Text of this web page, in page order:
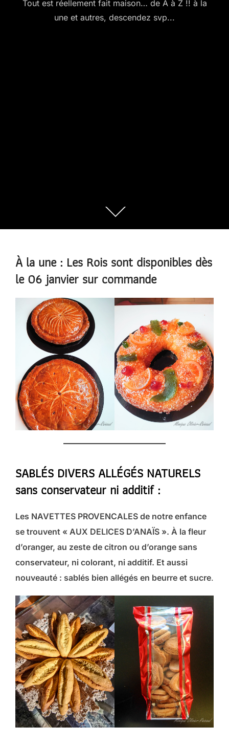
Tout est réellement fait maison… de A à Z !! à la
une et autres, descendez svp...
Descendre
au
À la une : Les Rois sont disponibles dès
le 06 janvier sur commande
SABLÉS DIVERS ALLÉGÉS NATURELS
sans conservateur ni additif :
Les NAVETTES PROVENCALES de notre enfance
se trouvent « AUX DELICES D’ANAÏS ». À la fleur
d’oranger, au zeste de citron ou d’orange sans
conservateur, ni colorant, ni additif. Et aussi
nouveauté : sablés bien allégés en beurre et sucre.